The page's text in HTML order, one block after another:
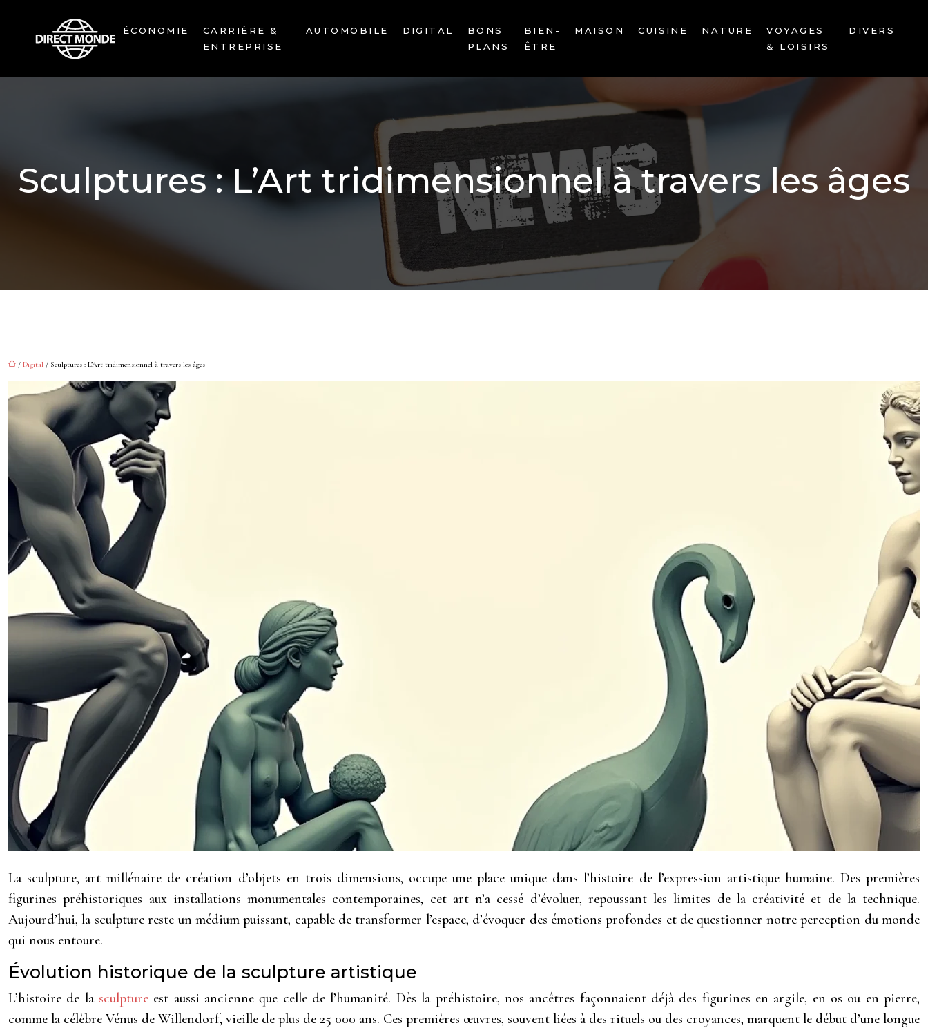
ÉCONOMIE
CARRIÈRE &
ENTREPRISE
AUTOMOBILE DIGITAL
BONS
PLANS
BIEN-
ÊTRE
MAISON CUISINE NATURE
VOYAGES
& LOISIRS
DIVERS
Sculptures : L’Art tridimensionnel à travers les âges
/ Digital / Sculptures : L’Art tridimensionnel à travers les âges
La sculpture, art millénaire de création d’objets en trois dimensions, occupe une place unique dans l’histoire de l’expression artistique humaine. Des premières
figurines préhistoriques aux installations monumentales contemporaines, cet art n’a cessé d’évoluer, repoussant les limites de la créativité et de la technique.
Aujourd’hui, la sculpture reste un médium puissant, capable de transformer l’espace, d’évoquer des émotions profondes et de questionner notre perception du monde
qui nous entoure.
Évolution historique de la sculpture artistique
L’histoire de la sculpture est aussi ancienne que celle de l’humanité. Dès la préhistoire, nos ancêtres façonnaient déjà des figurines en argile, en os ou en pierre,
comme la célèbre Vénus de Willendorf, vieille de plus de 25 000 ans. Ces premières œuvres, souvent liées à des rituels ou des croyances, marquent le début d’une longue